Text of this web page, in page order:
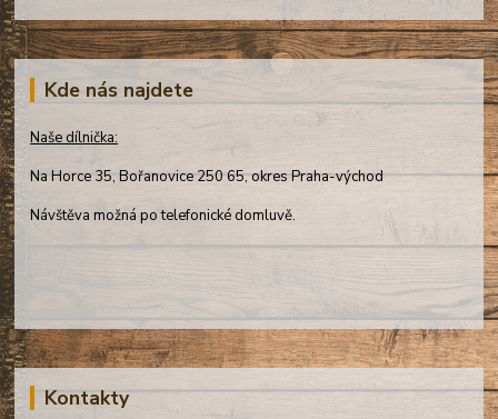
Kde nás najdete
Naše dílnička:
Na Horce 35, Bořanovice 250 65, okres Praha-východ
Návštěva možná po telefonické domluvě.
Kontakty